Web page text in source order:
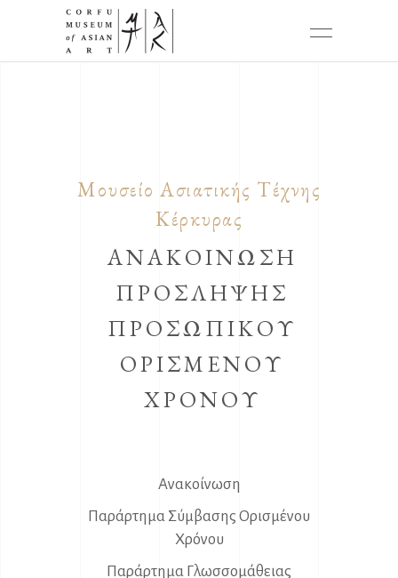
Μουσείο Ασιατικής Τέχνης
Κέρκυρας
ΑΝΑΚΟΙΝΩΣΗ
ΠΡΟΣΛΗΨΗΣ
ΠΡΟΣΩΠΙΚΟΥ
ΟΡΙΣΜΕΝΟΥ
ΧΡΟΝΟΥ
Ανακοίνωση
Παράρτημα Σύμβασης Ορισμένου
Χρόνου
Παράρτημα Γλωσσομάθειας